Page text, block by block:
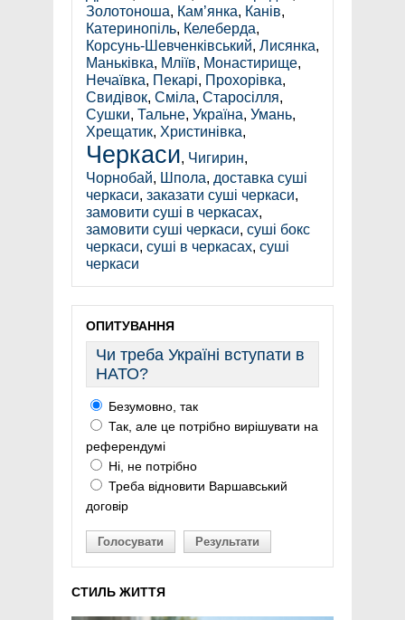
Золотоноша, Кам’янка, Канів,
Катеринопіль, Келеберда,
Корсунь-Шевченківський, Лисянка,
Маньківка, Мліїв, Монастирище,
Нечаївка, Пекарі, Прохорівка,
Свидівок, Сміла, Старосілля,
Сушки, Тальне, Україна, Умань,
Хрещатик, Христинівка,
Черкаси, Чигирин,
Чорнобай, Шпола, доставка суші
черкаси, заказати суші черкаси,
замовити суші в черкасах,
замовити суші черкаси, суші бокс
черкаси, суші в черкасах, суші
черкаси
ОПИТУВАННЯ
Чи треба Україні вступати в
НАТО?
Безумовно, так
Так, але це потрібно вирішувати на
референдумі
Ні, не потрібно
Треба відновити Варшавський
договір
Голосувати Результати
СТИЛЬ ЖИТТЯ